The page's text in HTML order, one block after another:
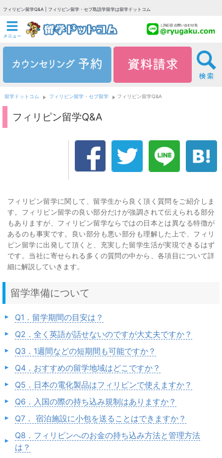
フィリピン留学Q&A | フィリピン留学・セブ島語学留学は留学ドットコム
留学ドットコム フィリピン留学・セブ留学 フィリピン留学Q&A
フィリピン留学Q&A
フィリピン留学に関して、留学生から良く頂く質問をご紹介しま
す。フィリピン留学の良い部分だけが強調されて伝えられる部分
もありますが、フィリピン留学ならではの日本とは異なる特徴が
あるのも事実です。良い部分も悪い部分も理解した上で、フィリ
ピン留学に出発して頂くと、充実した留学生活が実現できるはず
です。当社に寄せられる多くの質問の中から、各項目について詳
細に解説していきます。
留学準備について
Q1．留学期間の目安は？
Q2．全く英語が話せないのですが大丈夫ですか？
Q3．1週間などの短期間も可能ですか？
Q4．おすすめの留学地域はどこですか？
Q5．日本の電化製品はフィリピンで使えますか？
Q6．入国の際の持ち込み規制はありますか？
Q7． 宿泊施設に小包を送ることはできますか？
Q8．フィリピンへのお金の持ち込み方法と管理方法
は？